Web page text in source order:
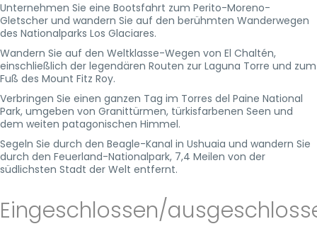
Unternehmen Sie eine Bootsfahrt zum Perito-Moreno-
Gletscher und wandern Sie auf den berühmten Wanderwegen
des Nationalparks Los Glaciares.
Wandern Sie auf den Weltklasse-Wegen von El Chaltén,
einschließlich der legendären Routen zur Laguna Torre und zum
Fuß des Mount Fitz Roy.
Verbringen Sie einen ganzen Tag im Torres del Paine National
Park, umgeben von Granittürmen, türkisfarbenen Seen und
dem weiten patagonischen Himmel.
Segeln Sie durch den Beagle-Kanal in Ushuaia und wandern Sie
durch den Feuerland-Nationalpark, 7,4 Meilen von der
südlichsten Stadt der Welt entfernt.
Eingeschlossen/